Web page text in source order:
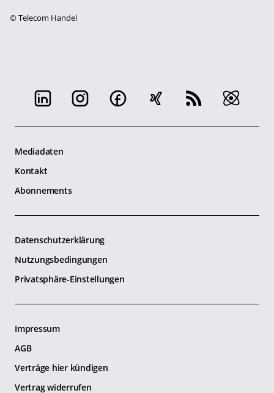
©Telecom Handel
Mediadaten
Kontakt
Abonnements
Datenschutzerklärung
Nutzungsbedingungen
Privatsphäre-Einstellungen
Impressum
AGB
Verträge hier kündigen
Vertrag widerrufen